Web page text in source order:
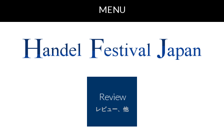
MENU
コンサート情報
Review
レビュー、他